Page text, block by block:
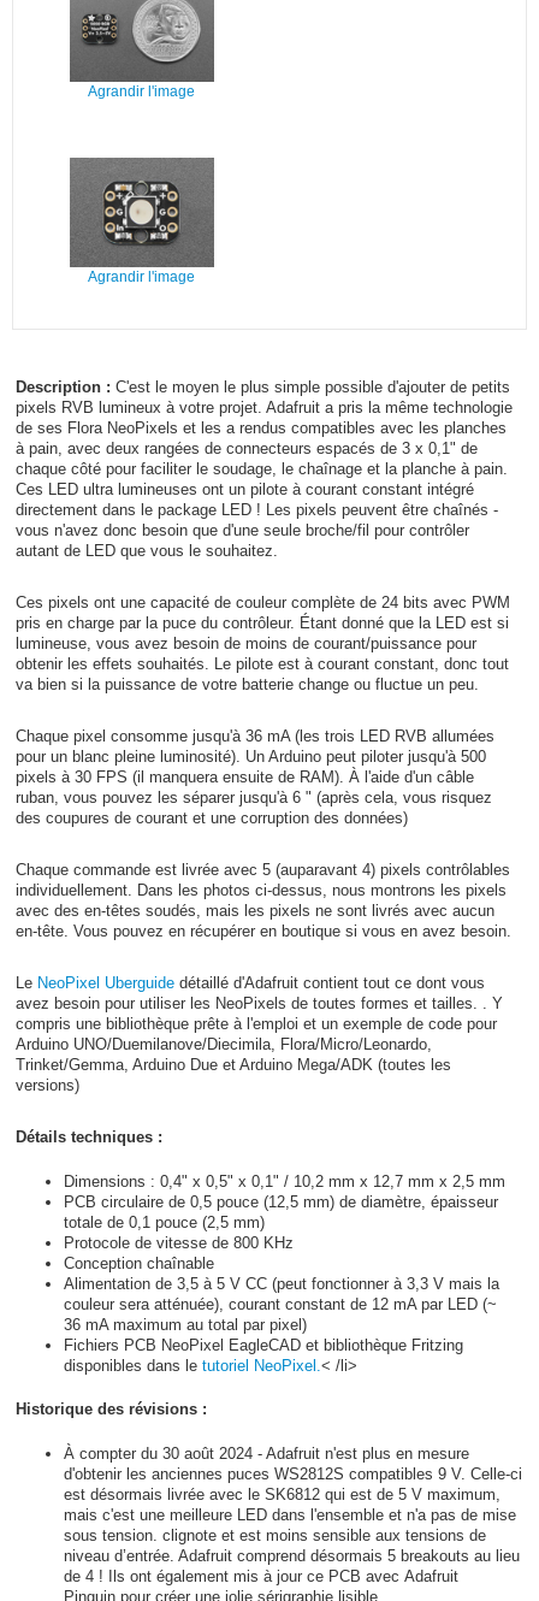
Agrandir l'image
Agrandir l'image
Description : C'est le moyen le plus simple possible d'ajouter de petits
pixels RVB lumineux à votre projet. Adafruit a pris la même technologie
de ses Flora NeoPixels et les a rendus compatibles avec les planches
à pain, avec deux rangées de connecteurs espacés de 3 x 0,1" de
chaque côté pour faciliter le soudage, le chaînage et la planche à pain.
Ces LED ultra lumineuses ont un pilote à courant constant intégré
directement dans le package LED ! Les pixels peuvent être chaînés -
vous n'avez donc besoin que d'une seule broche/fil pour contrôler
autant de LED que vous le souhaitez.
Ces pixels ont une capacité de couleur complète de 24 bits avec PWM
pris en charge par la puce du contrôleur. Étant donné que la LED est si
lumineuse, vous avez besoin de moins de courant/puissance pour
obtenir les effets souhaités. Le pilote est à courant constant, donc tout
va bien si la puissance de votre batterie change ou fluctue un peu.
Chaque pixel consomme jusqu'à 36 mA (les trois LED RVB allumées
pour un blanc pleine luminosité). Un Arduino peut piloter jusqu'à 500
pixels à 30 FPS (il manquera ensuite de RAM). À l'aide d'un câble
ruban, vous pouvez les séparer jusqu'à 6 " (après cela, vous risquez
des coupures de courant et une corruption des données)
Chaque commande est livrée avec 5 (auparavant 4) pixels contrôlables
individuellement. Dans les photos ci-dessus, nous montrons les pixels
avec des en-têtes soudés, mais les pixels ne sont livrés avec aucun
en-tête. Vous pouvez en récupérer en boutique si vous en avez besoin.
Le NeoPixel Uberguidedétaillé d'Adafruit contient tout ce dont vous
avez besoin pour utiliser les NeoPixels de toutes formes et tailles. . Y
compris une bibliothèque prête à l'emploi et un exemple de code pour
Arduino UNO/Duemilanove/Diecimila, Flora/Micro/Leonardo,
Trinket/Gemma, Arduino Due et Arduino Mega/ADK (toutes les
versions)
Détails techniques :
Dimensions : 0,4" x 0,5" x 0,1" / 10,2 mm x 12,7 mm x 2,5 mm
PCB circulaire de 0,5 pouce (12,5 mm) de diamètre, épaisseur
totale de 0,1 pouce (2,5 mm)
Protocole de vitesse de 800 KHz
Conception chaînable
Alimentation de 3,5 à 5 V CC (peut fonctionner à 3,3 V mais la
couleur sera atténuée), courant constant de 12 mA par LED (~
36 mA maximum au total par pixel)
Fichiers PCB NeoPixel EagleCAD et bibliothèque Fritzing
disponibles dans le tutoriel NeoPixel. < /li>
Historique des révisions :
À compter du 30 août 2024 - Adafruit n'est plus en mesure
d'obtenir les anciennes puces WS2812S compatibles 9 V. Celle-ci
est désormais livrée avec le SK6812 qui est de 5 V maximum,
mais c'est une meilleure LED dans l'ensemble et n'a pas de mise
sous tension. clignote et est moins sensible aux tensions de
niveau d’entrée. Adafruit comprend désormais 5 breakouts au lieu
de 4 ! Ils ont également mis à jour ce PCB avec Adafruit
Pinguin pour créer une jolie sérigraphie lisible.